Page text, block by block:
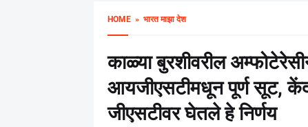
HOME» भारत माझा देश
काळ्या बुरशीवरील
आयजीएसटीमधून पूर्ण सूट,
जीएसटीवर घेतले हे निर्णय